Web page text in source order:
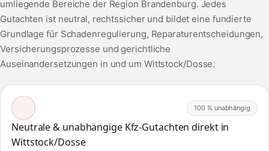
umliegende Bereiche der Region Brandenburg. Jedes
Gutachten ist neutral, rechtssicher und bildet eine fundierte
Grundlage für Schadenregulierung, Reparaturentscheidungen,
Versicherungsprozesse und gerichtliche
Auseinandersetzungen in und um Wittstock/Dosse.
100 % unabhängig
Neutrale & unabhängige Kfz-Gutachten direkt in
Wittstock/Dosse